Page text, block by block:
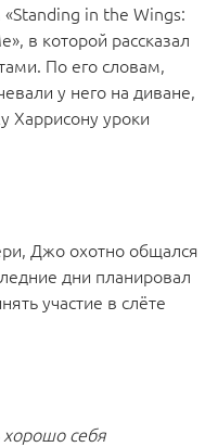
in the Wings:
в которой рассказал
По его словам,
у него на диване,
уроки
Джо охотно общался
дни планировал
участие в слёте
себя